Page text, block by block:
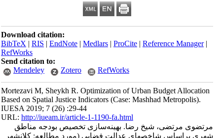
Download citation:
BibTeX|RIS|EndNote|Medlars|ProCite|Reference Manager
RefWorks
Send citation to:
Mendeley
Zotero RefWorks
Mortezavi M, Sheykh R. Optimization of Urban Budget Allocation
Based on Spatial Justice Indicators (Case: Mashhad Metropolis).
IUESA 2019; 7 (26) :29-44
URL:http://iueam.ir/article-1-1190-fa.html
مرتضوی مرتضی، شیخ رضا. بهینه‌سازی تخصیص بودجه مناطق
شهری براساس شاخص‎های عدالت فضایی (مورد مطالعه: کلان‎شهر